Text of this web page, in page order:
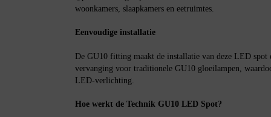
woonkamers, slaapkamers en eetruimtes.
Eenvoudige installatie
De GU10 fitting maakt de installatie van deze LED spot
vervanging voor traditionele GU10 gloeilampen,
LED-verlichting.
Hoe werkt de Technik GU10 LED Spot?